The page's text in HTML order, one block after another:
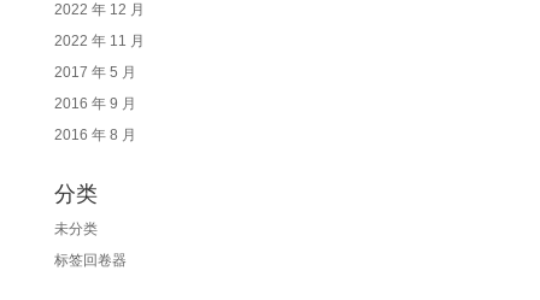
2022 年 12 月
2022 年 11 月
2017 年 5 月
2016 年 9 月
2016 年 8 月
分类
未分类
标签回卷器